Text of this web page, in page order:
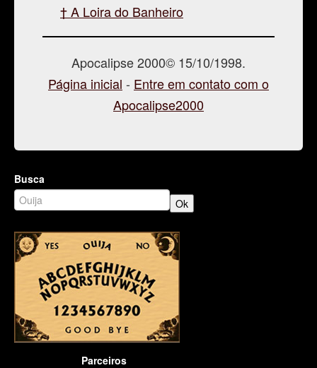
A Loira do Banheiro
Apocalipse 2000© 15/10/1998.
Página inicial - Entre em contato com o
Apocalipse2000
Busca
Parceiros